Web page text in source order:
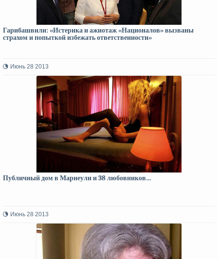
Гарибашвили: «Истерика и ажиотаж «Националов» вызваны
страхом и попыткой избежать ответственности»
Июнь 28 2013
Публичный дом в Марнеули и 38 любовников…
Июнь 28 2013